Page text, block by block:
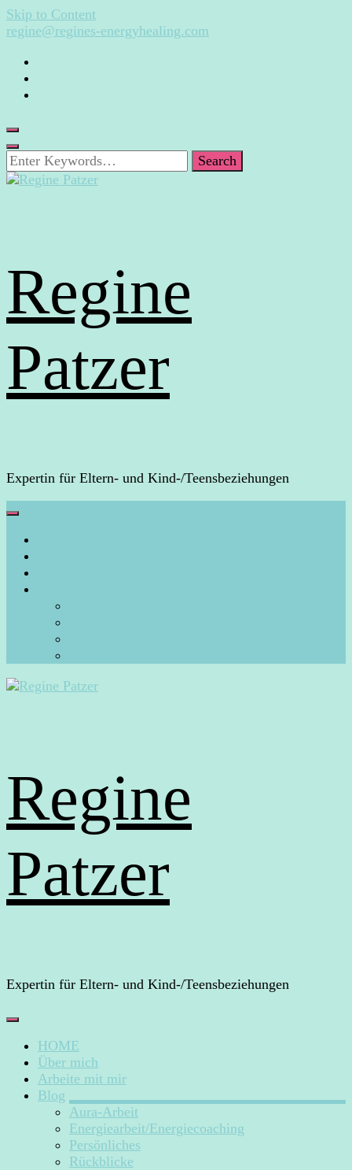
Skip to Content
regine@regines-energyhealing.com
Looking
for
Something?
Regine
Patzer
Expertin für Eltern- und Kind-/Teensbeziehungen
Regine
Patzer
Expertin für Eltern- und Kind-/Teensbeziehungen
HOME
Über mich
Arbeite mit mir
Blog
Aura-Arbeit
Energiearbeit/Energiecoaching
Persönliches
Rückblicke